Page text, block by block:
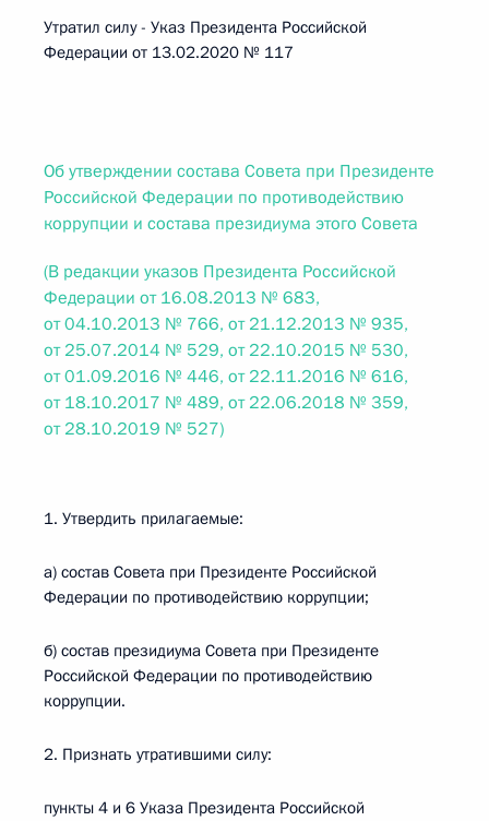
Утратил силу - Указ Президента Российской
Федерации от 13.02.2020 № 117
Об утверждении состава Совета при Президенте
Российской Федерации по противодействию
коррупции и состава президиума этого Совета
(В редакции указов Президента Российской
Федерации от 16.08.2013 № 683,
от 04.10.2013 № 766, от 21.12.2013 № 935,
от 25.07.2014 № 529, от 22.10.2015 № 530,
от 01.09.2016 № 446, от 22.11.2016 № 616,
от 18.10.2017 № 489, от 22.06.2018 № 359,
от 28.10.2019 № 527)
1. Утвердить прилагаемые:
а) состав Совета при Президенте Российской
Федерации по противодействию коррупции;
б) состав президиума Совета при Президенте
Российской Федерации по противодействию
коррупции.
2. Признать утратившими силу:
пункты 4 и 6 Указа Президента Российской